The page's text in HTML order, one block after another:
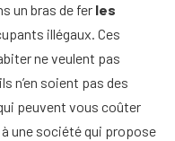
un bras de fer les
illégaux. Ces
ne veulent pas
n’en soient pas des
peuvent vous coûter
une société qui propose